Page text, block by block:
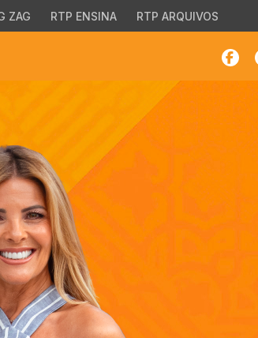
ZAG RTP ENSINA RTP ARQUIVOS